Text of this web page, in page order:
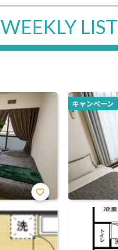
LIST
お気
に入
り登
録
キャンペーン